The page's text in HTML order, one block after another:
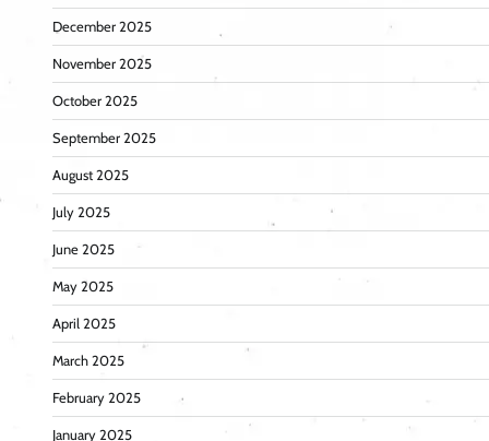
December 2025
November 2025
October 2025
September 2025
August 2025
July 2025
June 2025
May 2025
April 2025
March 2025
February 2025
January 2025